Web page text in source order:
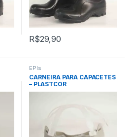
R$29,90
EPIs
CARNEIRA PARA CAPACETES
– PLASTCOR